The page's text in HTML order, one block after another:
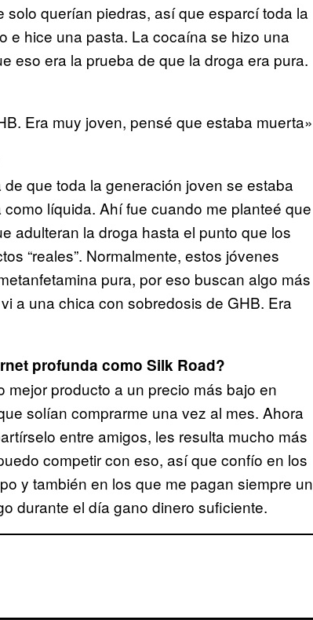
querían piedras, así que esparcí toda la
e hice una pasta. La cocaína se hizo una
eso era la prueba de que la droga era pura.
Era muy joven, pensé que estaba muerta»
que toda la generación joven se estaba
líquida. Ahí fue cuando me planteé que
adulteran la droga hasta el punto que los
“reales”. Normalmente, estos jóvenes
pura, por eso buscan algo más
a una chica con sobredosis de GHB. Era
profunda como Silk Road?
producto a un precio más bajo en
solían comprarme una vez al mes. Ahora
entre amigos, les resulta mucho más
competir con eso, así que confío en los
y también en los que me pagan siempre un
durante el día gano dinero suficiente.